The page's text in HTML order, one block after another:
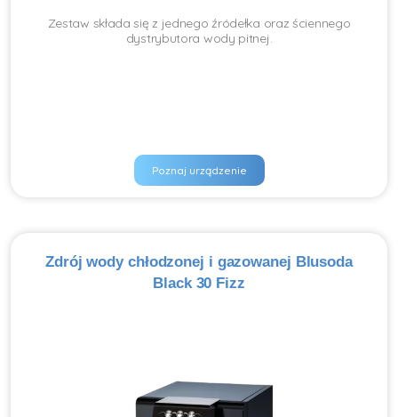
Zestaw składa się z jednego źródełka oraz ściennego
dystrybutora wody pitnej.
Poznaj urządzenie
Zdrój wody chłodzonej i gazowanej Blusoda
Black 30 Fizz